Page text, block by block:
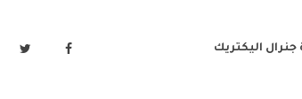
اليكتريك